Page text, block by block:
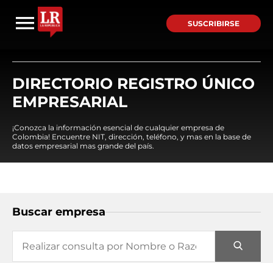
SUSCRIBIRSE
DIRECTORIO REGISTRO ÚNICO
EMPRESARIAL
¡Conozca la información esencial de cualquier empresa de
Colombia! Encuentre NIT, dirección, teléfono, y mas en la base de
datos empresarial mas grande del país.
Buscar empresa